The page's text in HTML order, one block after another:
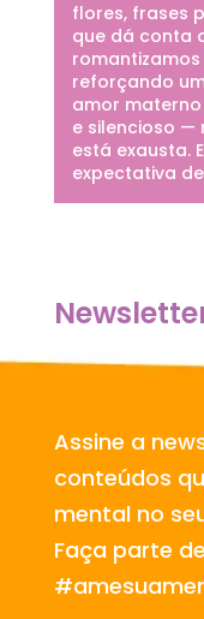
flores, frases
que dá conta
reforçando
amor
e silencioso —
está exausta.
expectativa
Assine a
conteúdos
mental no
Faça parte